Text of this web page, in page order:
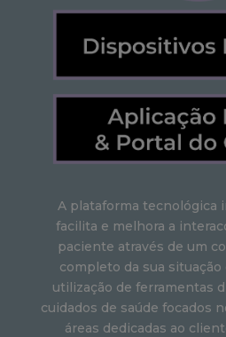
A plataforma tecnológica
facilita e melhora a
paciente através de um
completo da sua situação
utilização de ferramentas
cuidados de saúde focados
áreas dedicadas ao